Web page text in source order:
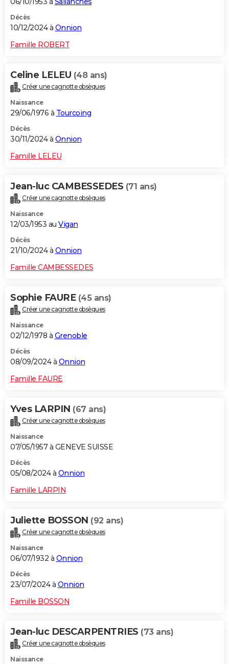
Décès
10/12/2024 à Onnion
Famille ROBERT
Celine LELEU (48 ans)
Créer une cagnotte obsèques
Naissance
29/06/1976 à Tourcoing
Décès
30/11/2024 à Onnion
Famille LELEU
Jean-luc CAMBESSEDES (71 ans)
Créer une cagnotte obsèques
Naissance
12/03/1953 au Vigan
Décès
21/10/2024 à Onnion
Famille CAMBESSEDES
Sophie FAURE (45 ans)
Créer une cagnotte obsèques
Naissance
02/12/1978 à Grenoble
Décès
08/09/2024 à Onnion
Famille FAURE
Yves LARPIN (67 ans)
Créer une cagnotte obsèques
Naissance
07/05/1957 à GENEVE SUISSE
Décès
05/08/2024 à Onnion
Famille LARPIN
Juliette BOSSON (92 ans)
Créer une cagnotte obsèques
Naissance
06/07/1932 à Onnion
Décès
23/07/2024 à Onnion
Famille BOSSON
Jean-luc DESCARPENTRIES (73 ans)
Créer une cagnotte obsèques
Naissance